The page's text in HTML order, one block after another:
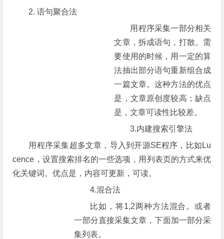
2. 语句聚合法
用程序采集一部分相关
文章，拆成语句，打散。需
要使用的时候，用一定的算
法抽出部分语句重新组合成
一篇文章。这种方法的优点
是，文章原创度较高；缺点
是，文章可读性比较差。
3.内建搜索引擎法
用程序采集超多文章，导入到开源SE程序，比如Lu
cence，设置搜索排名的一些选项，用列表页的方式来优
化关键词。优点是，内容可更新，可读。
4.混合法
比如，将1,2两种方法混合。或者
一部分直接采集文章，下面加一部分采
集列表。